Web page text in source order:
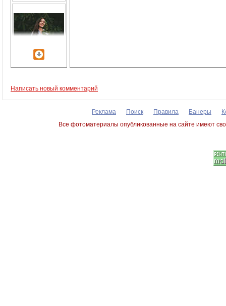
Написать новый комментарий
Реклама Поиск Правила Банеры
Все фотоматериалы опубликованные на сайте имеют